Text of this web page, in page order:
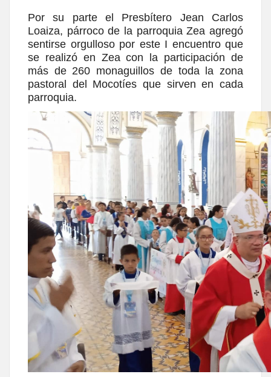
Por su parte el Presbítero Jean Carlos
Loaiza, párroco de la parroquia Zea agregó
sentirse orgulloso por este I encuentro que
se realizó en Zea con la participación de
más de 260 monaguillos de toda la zona
pastoral del Mocotíes que sirven en cada
parroquia.